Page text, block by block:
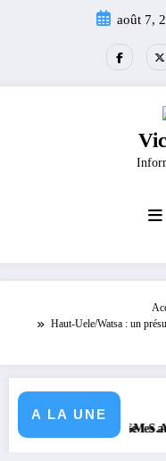
août 7,
Haut-Uele/Watsa : un
A LA UNE
avec KGM S.A et prépare
exhorte les autorités